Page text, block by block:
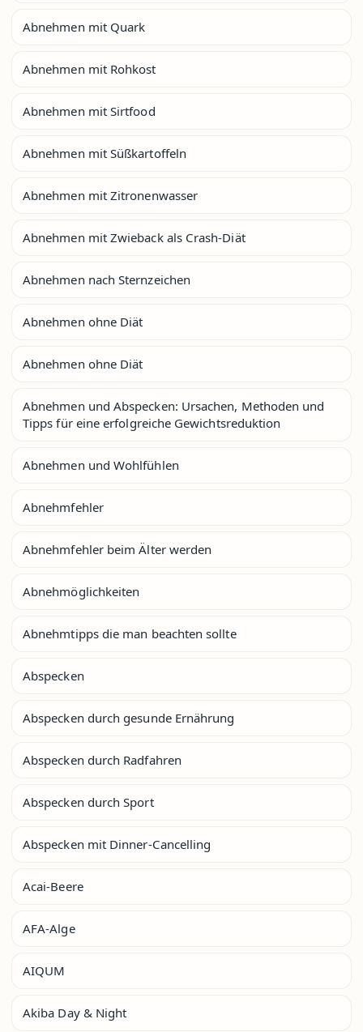
Abnehmen mit Quark
Abnehmen mit Rohkost
Abnehmen mit Sirtfood
Abnehmen mit Süßkartoffeln
Abnehmen mit Zitronenwasser
Abnehmen mit Zwieback als Crash-Diät
Abnehmen nach Sternzeichen
Abnehmen ohne Diät
Abnehmen ohne Diät
Abnehmen und Abspecken: Ursachen, Methoden und
Tipps für eine erfolgreiche Gewichtsreduktion
Abnehmen und Wohlfühlen
Abnehmfehler
Abnehmfehler beim Älter werden
Abnehmöglichkeiten
Abnehmtipps die man beachten sollte
Abspecken
Abspecken durch gesunde Ernährung
Abspecken durch Radfahren
Abspecken durch Sport
Abspecken mit Dinner-Cancelling
Acai-Beere
AFA-Alge
AIQUM
Akiba Day & Night